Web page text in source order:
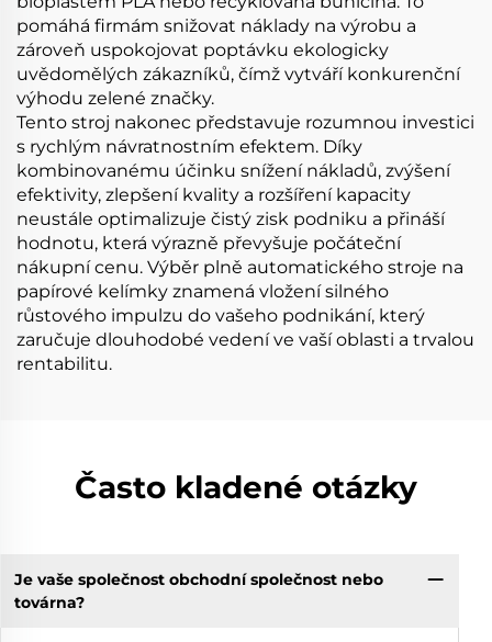
pomáhá firmám snižovat náklady na výrobu a
zároveň uspokojovat poptávku ekologicky
uvědomělých zákazníků, čímž vytváří konkurenční
výhodu zelené značky.
Tento stroj nakonec představuje rozumnou investici
s rychlým návratnostním efektem. Díky
kombinovanému účinku snížení nákladů, zvýšení
efektivity, zlepšení kvality a rozšíření kapacity
neustále optimalizuje čistý zisk podniku a přináší
hodnotu, která výrazně převyšuje počáteční
nákupní cenu. Výběr plně automatického stroje na
papírové kelímky znamená vložení silného
růstového impulzu do vašeho podnikání, který
zaručuje dlouhodobé vedení ve vaší oblasti a trvalou
rentabilitu.
Často kladené otázky
Je vaše společnost obchodní společnost nebo
továrna?